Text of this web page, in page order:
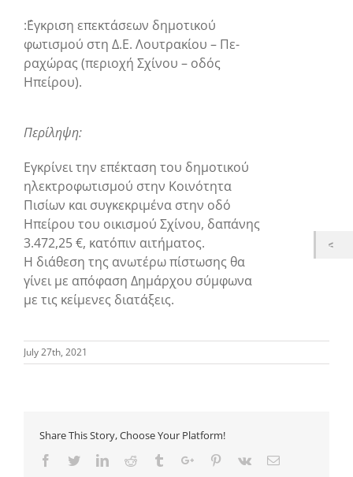
:΄Εγκριση επεκτάσεων δημοτικού
φωτισμού στη Δ.Ε. Λουτρακίου – Πε-
ραχώρας (περιοχή Σχίνου – οδός
Ηπείρου).
Περίληψη:
Εγκρίνει την επέκταση του δημοτικού
ηλεκτροφωτισμού στην Κοινότητα
Πισίων και συγκεκριμένα στην οδό
Ηπείρου του οικισμού Σχίνου, δαπάνης
3.472,25 €, κατόπιν αιτήματος.
Η διάθεση της ανωτέρω πίστωσης θα
γίνει με απόφαση Δημάρχου σύμφωνα
με τις κείμενες διατάξεις.
July 27th, 2021
Share This Story, Choose Your Platform!
Facebook
TwitterLinkedinReddit TumblrGoogle+Pinterest
Vk Email